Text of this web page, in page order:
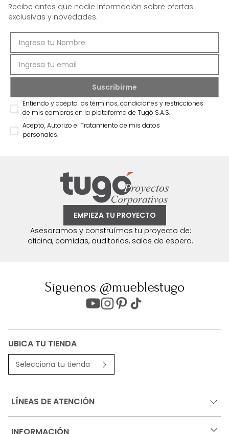
Recibe antes que nadie información sobre ofertas
exclusivas y novedades.
Entiendo y acepto los términos, condiciones y restricciones
de mis compras en la plataforma de Tugó S.A.S.
Acepto, Autorizo el Tratamiento de mis datos
personales.
EMPIEZA TU PROYECTO
Asesoramos y construímos tu proyecto de:
oficina, comidas, auditorios, salas de espera.
Síguenos @mueblestugo
UBICA TU TIENDA
Selecciona tu tienda
LÍNEAS DE ATENCIÓN